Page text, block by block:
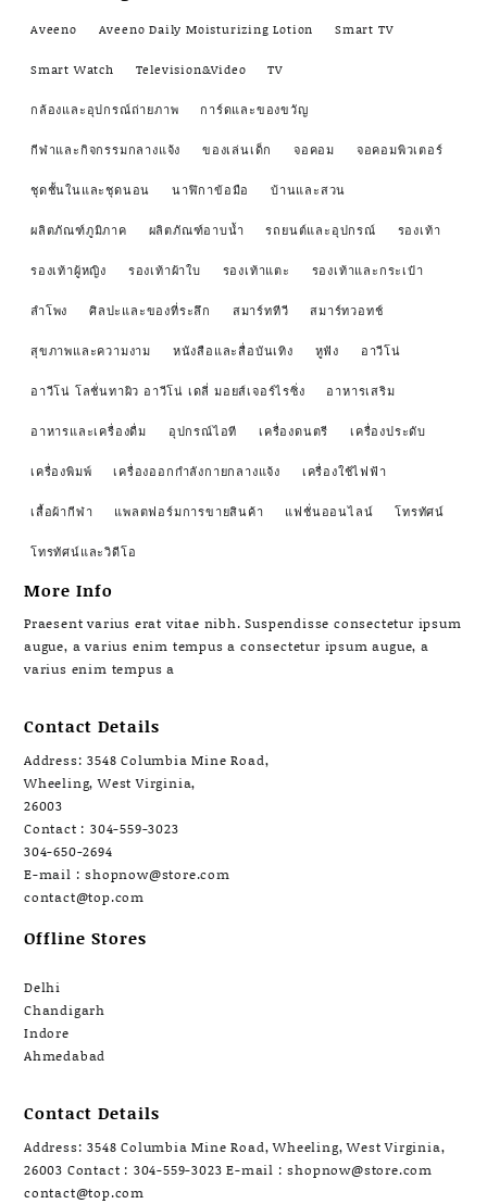
Aveeno Aveeno Daily Moisturizing Lotion Smart TV
Smart Watch Television&Video TV
กล้องและอุปกรณ์ถ่ายภาพ การ์ดและของขวัญ
กีฬาและกิจกรรมกลางแจ้ง ของเล่นเด็ก จอคอม จอคอมพิวเตอร์
ชุดชั้นในและชุดนอน นาฬิกาข้อมือ บ้านและสวน
ผลิตภัณฑ์ภูมิภาค ผลิตภัณฑ์อาบน้ำ รถยนต์และอุปกรณ์ รองเท้า
รองเท้าผู้หญิง รองเท้าผ้าใบ รองเท้าแตะ รองเท้าและกระเป๋า
ลำโพง ศิลปะและของที่ระลึก สมาร์ททีวี สมาร์ทวอทช์
สุขภาพและความงาม หนังสือและสื่อบันเทิง หูฟัง อาวีโน่
อาวีโน่ โลชั่นทาผิว อาวีโน่ เดลี่ มอยส์เจอร์ไรซิ่ง อาหารเสริม
อาหารและเครื่องดื่ม อุปกรณ์ไอที เครื่องดนตรี เครื่องประดับ
เครื่องพิมพ์ เครื่องออกกำลังกายกลางแจ้ง เครื่องใช้ไฟฟ้า
เสื้อผ้ากีฬา แพลตฟอร์มการขายสินค้า แฟชั่นออนไลน์ โทรทัศน์
โทรทัศน์และวิดีโอ
More Info
Praesent varius erat vitae nibh. Suspendisse consectetur ipsum
augue, a varius enim tempus a consectetur ipsum augue, a
varius enim tempus a
Contact Details
Address: 3548 Columbia Mine Road,
Wheeling, West Virginia,
26003
Contact : 304-559-3023
304-650-2694
E-mail : shopnow@store.com
contact@top.com
Offline Stores
Delhi
Chandigarh
Indore
Ahmedabad
Contact Details
Address: 3548 Columbia Mine Road, Wheeling, West Virginia,
26003 Contact : 304-559-3023 E-mail : shopnow@store.com
contact@top.com